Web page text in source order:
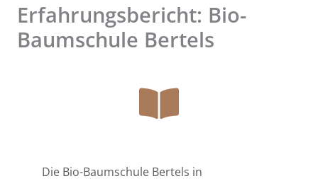
Erfahrungsbericht: Bio-
Baumschule Bertels
Die Bio-Baumschule Bertels in